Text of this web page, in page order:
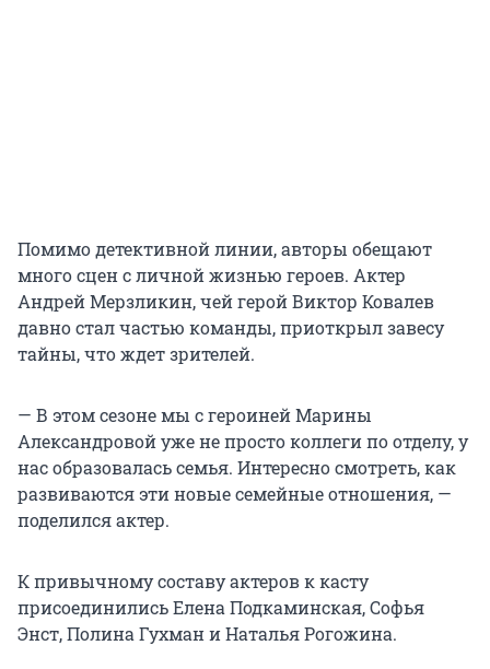
Помимо детективной линии, авторы обещают
много сцен с личной жизнью героев. Актер
Андрей Мерзликин, чей герой Виктор Ковалев
давно стал частью команды, приоткрыл завесу
тайны, что ждет зрителей.
— В этом сезоне мы с героиней Марины
Александровой уже не просто коллеги по отделу, у
нас образовалась семья. Интересно смотреть, как
развиваются эти новые семейные отношения, —
поделился актер.
К привычному составу актеров к касту
присоединились Елена Подкаминская, Софья
Энст, Полина Гухман и Наталья Рогожина.